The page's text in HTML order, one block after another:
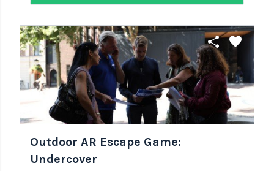
share favorite
Outdoor AR Escape Game:
Undercover